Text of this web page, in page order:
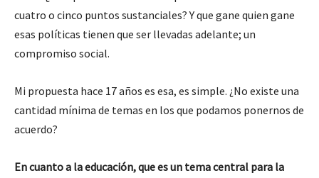
cuatro o cinco puntos sustanciales? Y que gane quien gane
esas políticas tienen que ser llevadas adelante; un
compromiso social.
Mi propuesta hace 17 años es esa, es simple. ¿No existe una
cantidad mínima de temas en los que podamos ponernos de
acuerdo?
En cuanto a la educación, que es un tema central para la